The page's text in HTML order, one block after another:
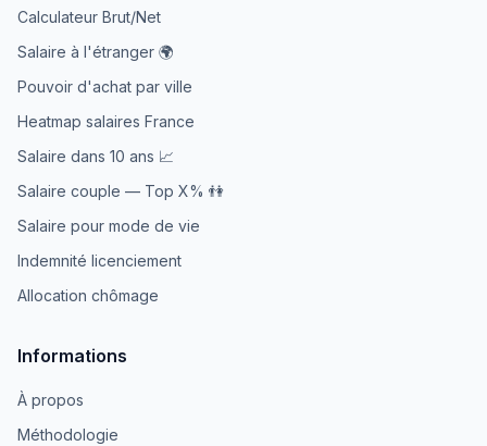
Calculateur Brut/Net
Salaire à l'étranger 🌍
Pouvoir d'achat par ville
Heatmap salaires France
Salaire dans 10 ans 📈
Salaire couple — Top X% 👫
Salaire pour mode de vie
Indemnité licenciement
Allocation chômage
Informations
À propos
Méthodologie